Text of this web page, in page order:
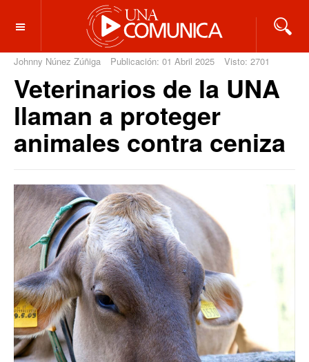
OFF CANVAS
Johnny Núnez Zúñiga Publicación: 01 Abril 2025 Visto: 2701
Veterinarios de la UNA
llaman a proteger
animales contra ceniza